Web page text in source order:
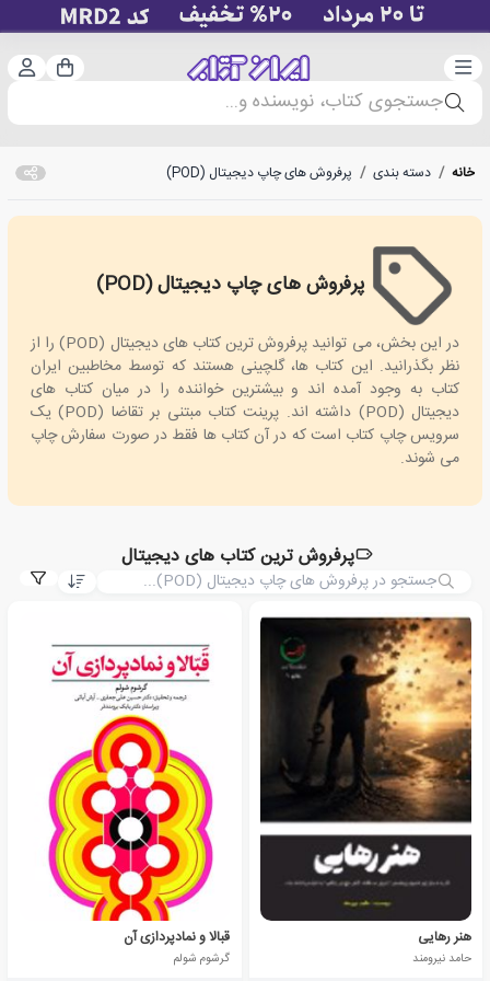
دسته‌بندی سبد
جستجوی کتاب، نویسنده و...
خانه / دسته بندی / پرفروش های چاپ دیجیتال (POD)
پرفروش های چاپ دیجیتال (POD)
POD-bestsellers
در این بخش، می توانید پرفروش ترین کتاب های دیجیتال (POD) را از
نظر بگذرانید. این کتاب ها، گلچینی هستند که توسط مخاطبین ایران
کتاب به وجود آمده اند و بیشترین خواننده را در میان کتاب های
دیجیتال (POD) داشته اند. پرینت کتاب مبتنی بر تقاضا (POD) یک
سرویس چاپ کتاب است که در آن کتاب ها فقط در صورت سفارش چاپ
می شوند.
پرفروش ترین کتاب های دیجیتال
هنر رهایی
حامد نیرومند
قبالا و نمادپردازی آن
گرشوم شولم